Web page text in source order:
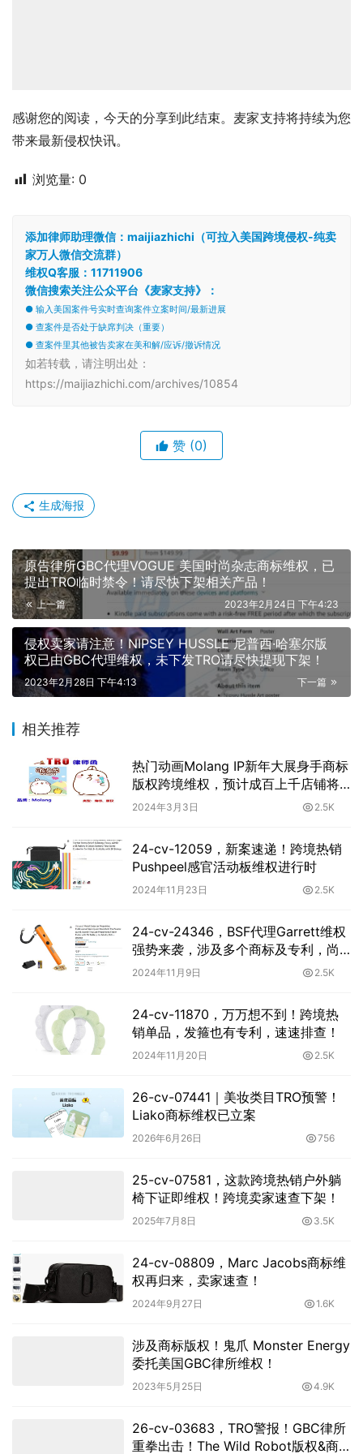
感谢您的阅读，今天的分享到此结束。麦家支持将持续为您
带来最新侵权快讯。
浏览量: 0
添加律师助理微信：maijiazhichi（可拉入美国跨境侵权-纯卖
家万人微信交流群）
维权Q客服：11711906
微信搜索关注公众平台《麦家支持》：
● 输入美国案件号实时查询案件立案时间/最新进展
● 查案件是否处于缺席判决（重要）
● 查案件里其他被告卖家在美和解/应诉/撤诉情况
如若转载，请注明出处：
https://maijiazhichi.com/archives/10854
赞 (0)
生成海报
原告律所GBC代理VOGUE 美国时尚杂志商标维权，已
提出TRO临时禁令！请尽快下架相关产品！
上一篇 2023年2月24日 下午4:23
侵权卖家请注意！NIPSEY HUSSLE 尼普西·哈塞尔版
权已由GBC代理维权，未下发TRO请尽快提现下架！
下一篇
2023年2月28日 下午4:13
相关推荐
热门动画Molang IP新年大展身手商标
版权跨境维权，预计成百上千店铺将
被冻结
2024年3月3日 2.5K
24-cv-12059，新案速递！跨境热销
Pushpeel感官活动板维权进行时
2024年11月23日 2.5K
24-cv-24346，BSF代理Garrett维权
强势来袭，涉及多个商标及专利，尚
未冻结！
2024年11月9日 2.5K
24-cv-11870，万万想不到！跨境热
销单品，发箍也有专利，速速排查！
2024年11月20日 2.5K
26-cv-07441｜美妆类目TRO预警！
Liako商标维权已立案
2026年6月26日 756
25-cv-07581，这款跨境热销户外躺
椅下证即维权！跨境卖家速查下架！
2025年7月8日 3.5K
24-cv-08809，Marc Jacobs商标维
权再归来，卖家速查！
2024年9月27日 1.6K
涉及商标版权！鬼爪 Monster Energy
委托美国GBC律所维权！
2023年5月25日 4.9K
26-cv-03683，TRO警报！GBC律所
重拳出击！The Wild Robot版权&商